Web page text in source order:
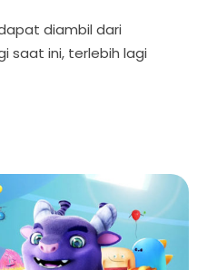
diambil dari
saat ini, terlebih lagi